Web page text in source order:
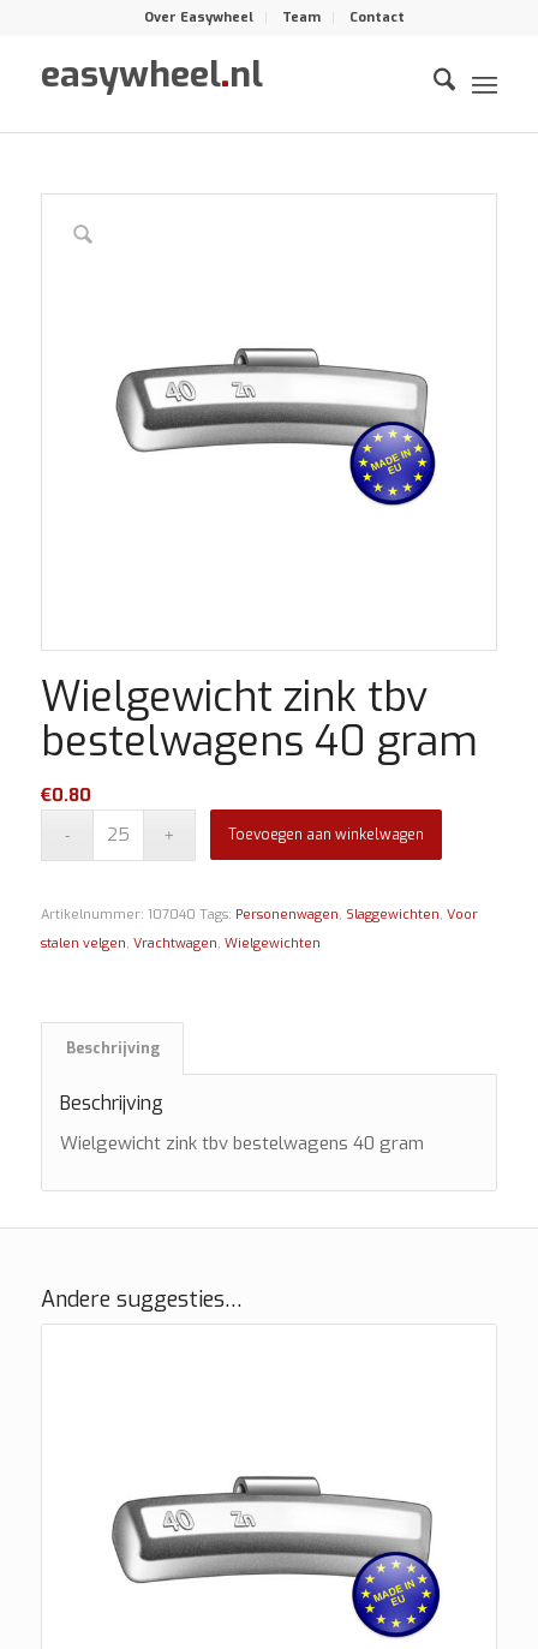
Over Easywheel Team Contact
easywheel.nl
Wielgewicht zink tbv
bestelwagens 40 gram
€0.80
Toevoegen aan winkelwagen
Artikelnummer: 107040 Tags: Personenwagen, Slaggewichten, Voor
stalen velgen, Vrachtwagen, Wielgewichten
Beschrijving
Beschrijving
Wielgewicht zink tbv bestelwagens 40 gram
Andere suggesties…